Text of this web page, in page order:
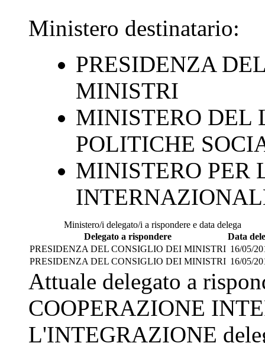
Ministero destinatario:
PRESIDENZA
MINISTRI
MINISTERO DEL
POLITICHE
MINISTERO PER
Ministero/i delegato/i a rispondere e data delega
Delegato a rispondere
Data
PRESIDENZA DEL CONSIGLIO DEI MINISTRI 16/05/
PRESIDENZA DEL CONSIGLIO DEI MINISTRI 16/05/
Attuale delegato a
COOPERAZIONE
L'INTEGRAZIONE